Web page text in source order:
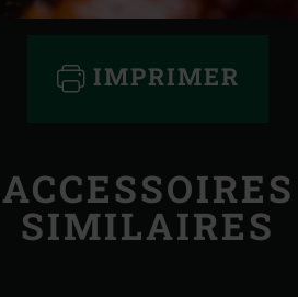
IMPRIMER
ACCESSOIRES
SIMILAIRES